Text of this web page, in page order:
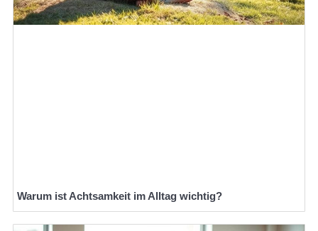
Warum ist Achtsamkeit im Alltag wichtig?